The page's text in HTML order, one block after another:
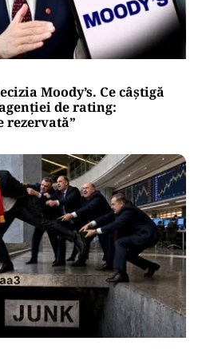
Moody’s. Ce câștigă
de rating:
rezervată”